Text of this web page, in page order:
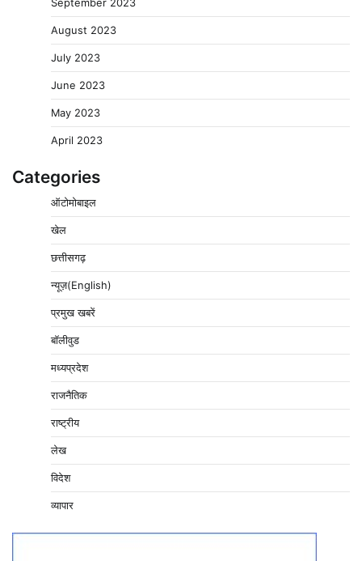
September 2023
August 2023
July 2023
June 2023
May 2023
April 2023
Categories
ऑटोमोबाइल
खेल
छत्तीसगढ़
न्यूज़(English)
प्रमुख खबरें
बॉलीवुड
मध्यप्रदेश
राजनैतिक
राष्ट्रीय
लेख
विदेश
व्यापार